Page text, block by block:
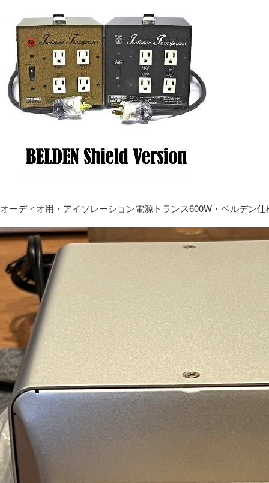
オーディオ用・アイソレーション電源トランス600W・ベルデン仕